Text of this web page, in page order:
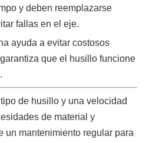
y deben reemplazarse
fallas en el eje.
ayuda a evitar costosos
que el husillo funcione
de husillo y una velocidad
de material y
un mantenimiento regular para